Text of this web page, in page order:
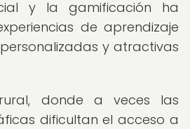
y la gamificación ha
de aprendizaje
y atractivas
donde a veces las
dificultan el acceso a